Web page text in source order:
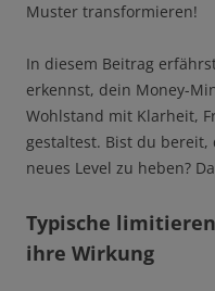
Muster transformieren!
In diesem Beitrag
erkennst, dein Money-
Wohlstand mit Klarheit,
gestaltest. Bist du
neues Level zu heben?
Typische
ihre Wirkung